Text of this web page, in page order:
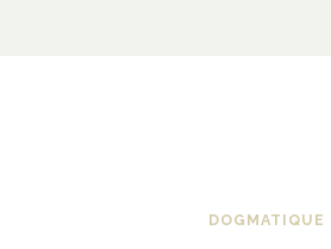
DOGMATIQUE